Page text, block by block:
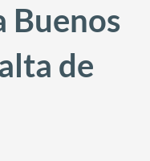
Buenos
de